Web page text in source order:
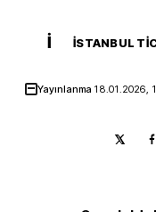
İ İSTANBUL
Yayınlanma 18.01.2026,